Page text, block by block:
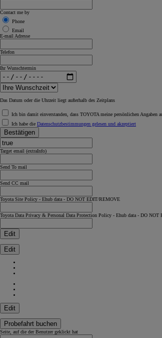
Contact me by
Phone
Email
E-mail Adresse
Telefon
Ihr Wunschtermin
Das Datum oder die Uhrzeit liegt außerhalb des Zeitplans
Ich bin damit einverstanden, dass TOYOTA meine persönlichen
Ich habe die Datenschutzbestimmungen gelesen und akzeptiert
Bestätigen
Target email (extraInfo)
Send To mail
Send CC mail
Toyota Site Policy - Ehub data - DO NOT EDIT/REMOVE
Toyota Data Privacy & Personal Data Protection Policy - Ehub data - DO
Edit
Edit
Edit
Probefahrt buchen
Seite, auf die der Benutzer geklickt hat